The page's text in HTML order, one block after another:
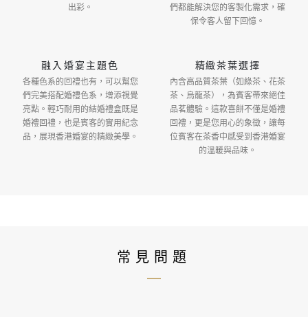
出彩。
們都能解決您的客製化需求，確
保令客人留下回憶。
融入婚宴主題色
各種色系的回禮也有，可以幫您
們完美搭配婚禮色系，增添視覺
亮點。輕巧耐用的結婚禮盒既是
婚禮回禮，也是賓客的實用紀念
品，展現香港婚宴的精緻美學。
精緻茶葉選擇
內含高品質茶葉（如綠茶、花茶
茶、烏龍茶），為賓客帶來絕佳
品茗體驗。這款喜餅不僅是婚禮
回禮，更是您用心的象徵，讓每
位賓客在茶香中感受到香港婚宴
的溫暖與品味。
常見問題